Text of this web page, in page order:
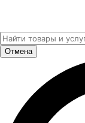
Отмена